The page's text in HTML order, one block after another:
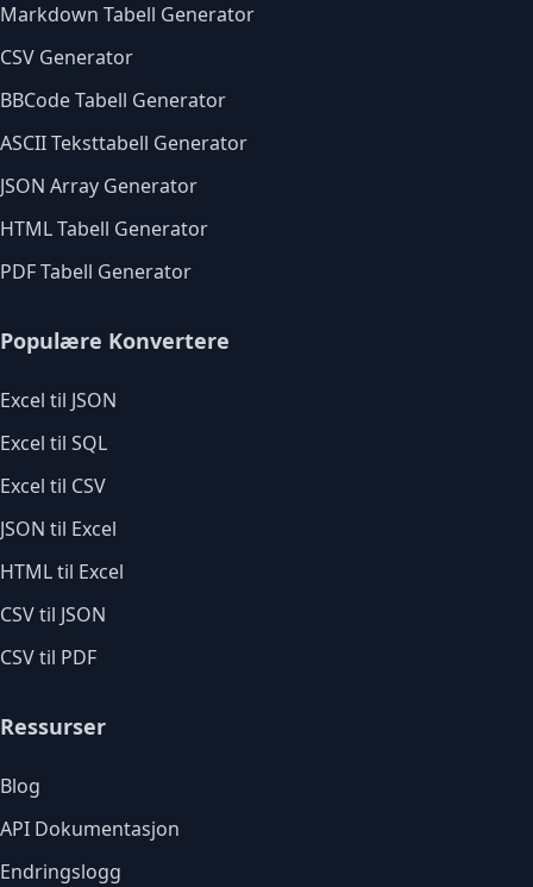
Markdown Tabell Generator
CSV Generator
BBCode Tabell Generator
ASCII Teksttabell Generator
JSON Array Generator
HTML Tabell Generator
PDF Tabell Generator
Populære Konvertere
Excel til JSON
Excel til SQL
Excel til CSV
JSON til Excel
HTML til Excel
CSV til JSON
CSV til PDF
Ressurser
Blog
API Dokumentasjon
Endringslogg